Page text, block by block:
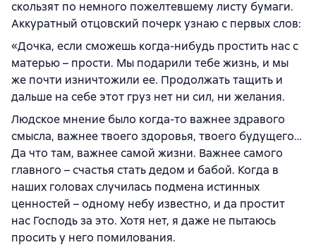
скользят по немного пожелтевшему листу бумаги.
Аккуратный отцовский почерк узнаю с первых слов:
«Дочка, если сможешь когда-нибудь простить нас с
матерью – прости. Мы подарили тебе жизнь, и мы
же почти изничтожили ее. Продолжать тащить и
дальше на себе этот груз нет ни сил, ни желания.
Людское мнение было когда-то важнее здравого
смысла, важнее твоего здоровья, твоего будущего…
Да что там, важнее самой жизни. Важнее самого
главного – счастья стать дедом и бабой. Когда в
наших головах случилась подмена истинных
ценностей – одному небу известно, и да простит
нас Господь за это. Хотя нет, я даже не пытаюсь
просить у него помилования.